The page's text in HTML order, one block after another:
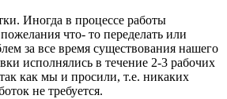
Иногда в процессе работы
что- то переделать или
за все время существования нашего
исполнялись в течение 2-3 рабочих
как мы и просили, т.е. никаких
не требуется.